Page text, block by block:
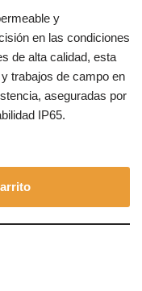
y
en las condiciones
de alta calidad, esta
trabajos de campo en
aseguradas por
IP65.